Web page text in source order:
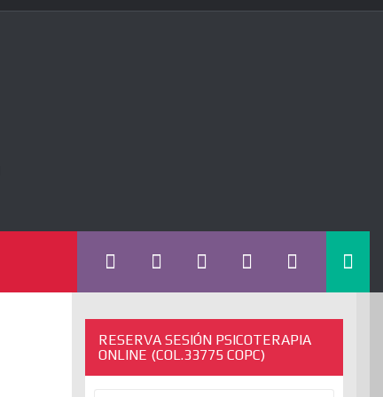
RESERVA SESIÓN PSICOTERAPIA
ONLINE (COL.33775 COPC)